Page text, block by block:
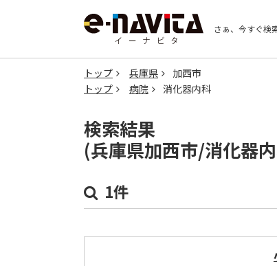
さぁ、今すぐ検
トップ 兵庫県
加西市
トップ
病院 消化器内科
検索結果
(兵庫県加西市/消化器
1件